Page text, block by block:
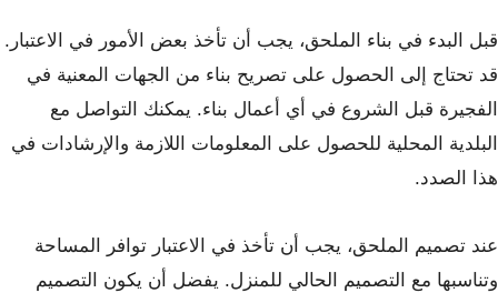
قبل البدء في بناء الملحق، يجب أن تأخذ بعض الأمور في الاعتبار.
قد تحتاج إلى الحصول على تصريح بناء من الجهات المعنية في
الفجيرة قبل الشروع في أي أعمال بناء. يمكنك التواصل مع
البلدية المحلية للحصول على المعلومات اللازمة والإرشادات في
هذا الصدد.
عند تصميم الملحق، يجب أن تأخذ في الاعتبار توافر المساحة
وتناسبها مع التصميم الحالي للمنزل. يفضل أن يكون التصميم